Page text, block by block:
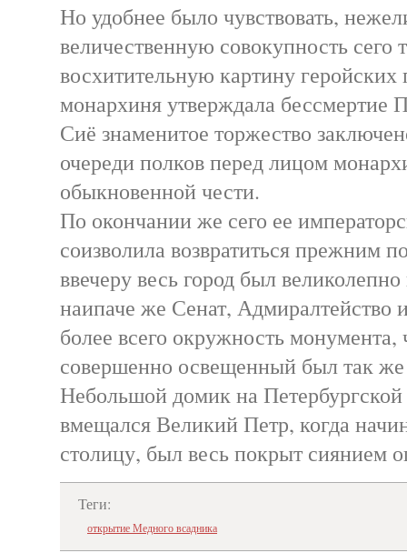
Но удобнее было чувствовать,
величественную совокупность сего
восхитительную картину
монархиня утверждала бессмертие
Сиё знаменитое торжество
очереди полков перед лицом
обыкновенной чести.
По окончании же сего ее
соизволила возвратиться прежним
ввечеру весь город был
наипаче же Сенат, Адмиралтейство
более всего окружность
совершенно освещенный был так
Небольшой домик на Петербургской
вмещался Великий Петр, когда
столицу, был весь покрыт сиянием
Теги:
открытие Медного всадника